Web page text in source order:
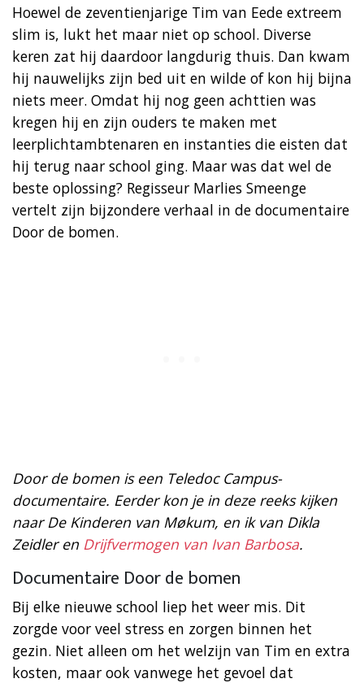
Hoewel de zeventienjarige Tim van Eede extreem
slim is, lukt het maar niet op school. Diverse
keren zat hij daardoor langdurig thuis. Dan kwam
hij nauwelijks zijn bed uit en wilde of kon hij bijna
niets meer. Omdat hij nog geen achttien was
kregen hij en zijn ouders te maken met
leerplichtambtenaren en instanties die eisten dat
hij terug naar school ging. Maar was dat wel de
beste oplossing? Regisseur Marlies Smeenge
vertelt zijn bijzondere verhaal in de documentaire
Door de bomen.
Door de bomen is een Teledoc Campus-
documentaire. Eerder kon je in deze reeks kijken
naar De Kinderen van Møkum, en ik van Dikla
Zeidler en Drijfvermogen van Ivan Barbosa.
Documentaire Door de bomen
Bij elke nieuwe school liep het weer mis. Dit
zorgde voor veel stress en zorgen binnen het
gezin. Niet alleen om het welzijn van Tim en extra
kosten, maar ook vanwege het gevoel dat